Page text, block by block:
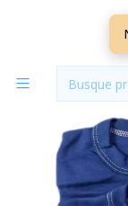
Ajuar 5